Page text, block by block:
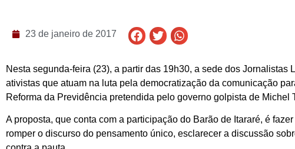
23 de janeiro de 2017
Nesta segunda-feira (23), a partir das 19h30, a sede dos
ativistas que atuam na luta pela democratização da comunicação
Reforma da Previdência pretendida pelo governo golpista de Michel
A proposta, que conta com a participação do Barão de Itararé, é
romper o discurso do pensamento único, esclarecer a discussão